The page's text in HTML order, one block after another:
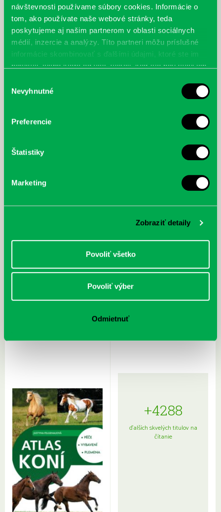
návštevnosti používame súbory cookies. Informácie o
tom, ako používate naše webové stránky, teda
poskytujeme aj našim partnerom v oblasti sociálnych
médií, inzercie a analýzy. Títo partneri môžu príslušné
informácie skombinovať s ďalšími údajmi, ktoré ste im
poskytli, alebo ktoré od vás získali, keď ste používali ich
súhlasu
Nevyhnutné
Preferencie
Štatistiky
Marketing
Zobraziť detaily
Povoliť všetko
Povoliť výber
Odmietnuť
cyklistu modernej doby:
Rudź, Przemyslaw: Atlas hviezd:
Sprievodca po hviezdnej oblohe
Hardy, Paula: Japonsko na tanieri:
kompletný sprievodca
+4288
ďalších skvelých titulov na
čítanie